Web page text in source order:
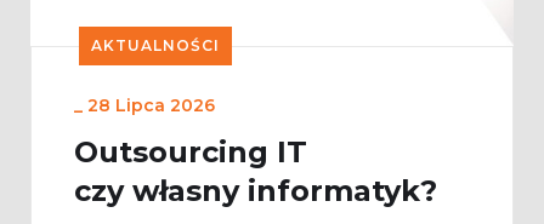
AKTUALNOŚCI
_ 28 Lipca 2026
Outsourcing IT
czy własny informatyk?